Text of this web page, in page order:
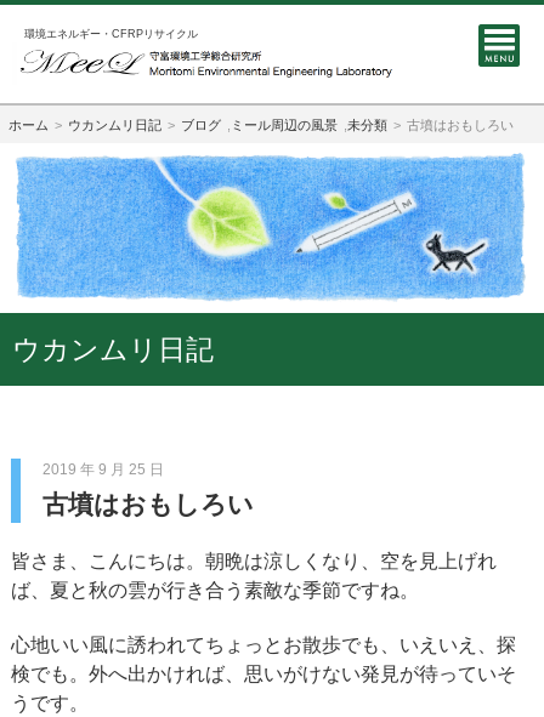
環境エネルギー・CFRPリサイクル
ホーム ウカンムリ日記 ブログ , ミール周辺の風景 ,未分類 古墳はおもしろい
ウカンムリ日記
2019 年 9 月 25 日
古墳はおもしろい
皆さま、こんにちは。朝晩は涼しくなり、空を見上げれ
ば、夏と秋の雲が行き合う素敵な季節ですね。
心地いい風に誘われてちょっとお散歩でも、いえいえ、探
検でも。外へ出かければ、思いがけない発見が待っていそ
うです。